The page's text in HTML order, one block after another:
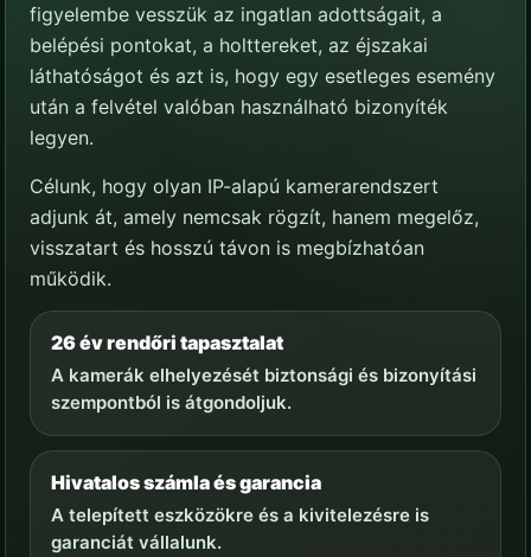
figyelembe vesszük az ingatlan adottságait, a
belépési pontokat, a holttereket, az éjszakai
láthatóságot és azt is, hogy egy esetleges esemény
után a felvétel valóban használható bizonyíték
legyen.
Célunk, hogy olyan IP-alapú kamerarendszert
adjunk át, amely nemcsak rögzít, hanem megelőz,
visszatart és hosszú távon is megbízhatóan
működik.
26 év rendőri tapasztalat
A kamerák elhelyezését biztonsági és bizonyítási
szempontból is átgondoljuk.
Hivatalos számla és garancia
A telepített eszközökre és a kivitelezésre is
garanciát vállalunk.